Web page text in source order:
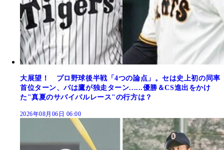
大展望！ プロ野球後半戦「4つの論点」。セは史上初の同率
首位ターン、パは鷹が独走ターン......優勝＆CS進出をかけ
た"真夏のサバイバルレース"の行方は？
2026年08月06日 06:00